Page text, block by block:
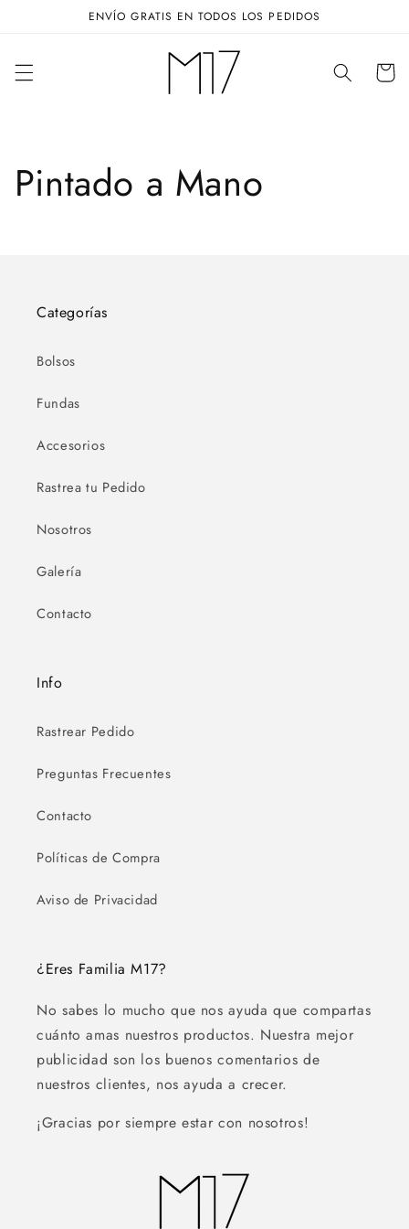
directamenteENVÍO GRATIS EN TODOS LOS PEDIDOS
Carrito
Pintado a Mano
Categorías
Bolsos
Fundas
Accesorios
Rastrea tu Pedido
Nosotros
Galería
Contacto
Info
Rastrear Pedido
Preguntas Frecuentes
Contacto
Políticas de Compra
Aviso de Privacidad
¿Eres Familia M17?
No sabes lo mucho que nos ayuda que compartas
cuánto amas nuestros productos. Nuestra mejor
publicidad son los buenos comentarios de
nuestros clientes, nos ayuda a crecer.
¡Gracias por siempre estar con nosotros!